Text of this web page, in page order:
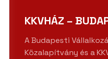
KKVHÁZ –
A Budapesti
Közalapítvány és a